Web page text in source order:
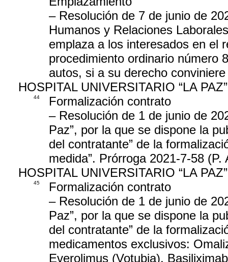
– Resolución de 7 de junio de
Humanos y Relaciones
emplaza a los interesados en el
procedimiento ordinario número
autos, si a su derecho conviniere
HOSPITAL UNIVERSITARIO “LA PAZ”
44
Formalización contrato
– Resolución de 1 de junio de
Paz”, por la que se dispone la
del contratante” de la
medida”. Prórroga 2021-7-58 (P.
HOSPITAL UNIVERSITARIO “LA PAZ”
45
Formalización contrato
– Resolución de 1 de junio de
Paz”, por la que se dispone la
del contratante” de la
medicamentos exclusivos:
Everolimus (Votubia),